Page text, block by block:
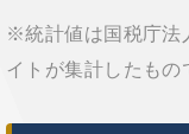
※統計値は国税庁法
イトが集計したもの